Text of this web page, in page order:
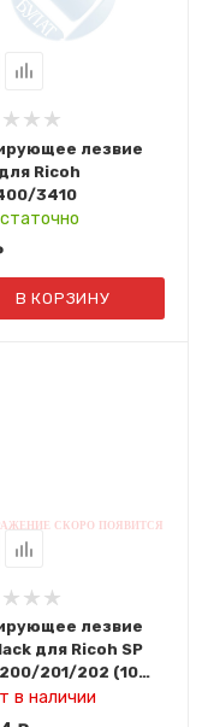
лезвие
Ricoh
3410
В КОРЗИНУ
лезвие
для Ricoh SP
201/202 (10
в наличии